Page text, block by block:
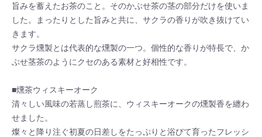
旨みを蓄えたお茶のこと。そのかぶせ茶の茎の部分だけを使いま
した。まったりとした旨みと共に、サクラの香りが吹き抜けてい
きます。
サクラ燻製とは代表的な燻製の一つ。個性的な香りが特長で、か
ぶせ茎茶のようにクセのある素材と好相性です。
■燻茶ウィスキーオーク
清々しい風味の若蒸し煎茶に、ウィスキーオークの燻製香を纏わ
せました。
燦々と降り注ぐ初夏の日差しをたっぷりと浴びて育ったフレッシ